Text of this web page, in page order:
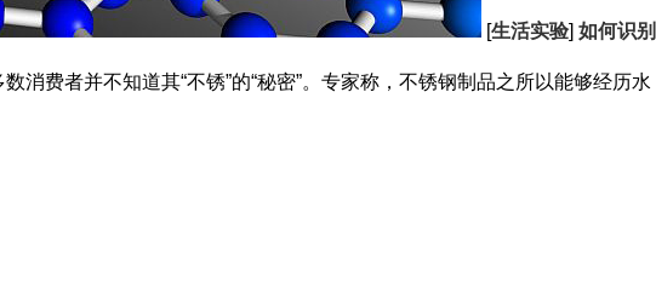
[生活实验] 如何识别
消费者并不知道其“不锈”的“秘密”。专家称，不锈钢制品之所以能够经历水